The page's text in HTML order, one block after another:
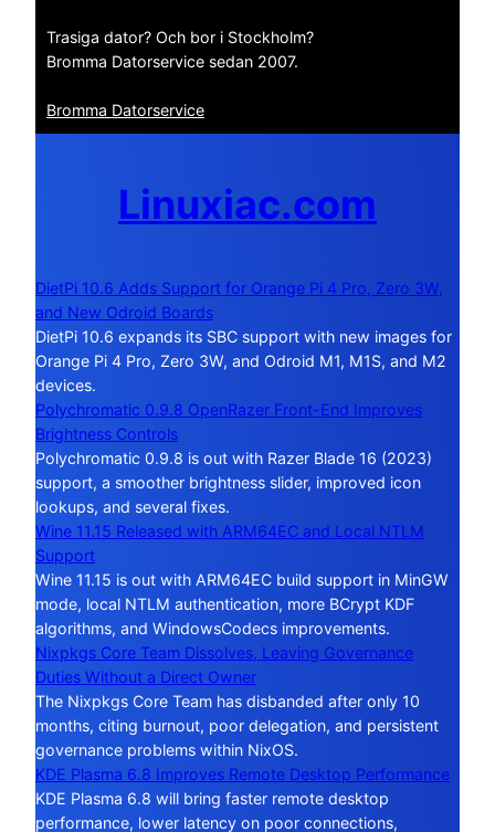
Trasiga dator? Och bor i Stockholm?
Bromma Datorservice sedan 2007.
Bromma Datorservice
Linuxiac.com
DietPi 10.6 Adds Support for Orange Pi 4 Pro, Zero 3W,
and New Odroid Boards
DietPi 10.6 expands its SBC support with new images for
Orange Pi 4 Pro, Zero 3W, and Odroid M1, M1S, and M2
devices.
Polychromatic 0.9.8 OpenRazer Front-End Improves
Brightness Controls
Polychromatic 0.9.8 is out with Razer Blade 16 (2023)
support, a smoother brightness slider, improved icon
lookups, and several fixes.
Wine 11.15 Released with ARM64EC and Local NTLM
Support
Wine 11.15 is out with ARM64EC build support in MinGW
mode, local NTLM authentication, more BCrypt KDF
algorithms, and WindowsCodecs improvements.
Nixpkgs Core Team Dissolves, Leaving Governance
Duties Without a Direct Owner
The Nixpkgs Core Team has disbanded after only 10
months, citing burnout, poor delegation, and persistent
governance problems within NixOS.
KDE Plasma 6.8 Improves Remote Desktop Performance
KDE Plasma 6.8 will bring faster remote desktop
performance, lower latency on poor connections,